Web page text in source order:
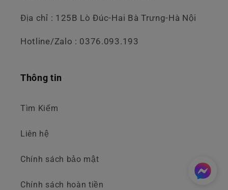
Địa chỉ : 125B Lò Đúc-Hai Bà Trưng-Hà Nội
Hotline/Zalo : 0376.093.193
Thông tin
Tìm Kiếm
Liên hệ
Chính sách bảo mật
Chính sách hoàn tiền